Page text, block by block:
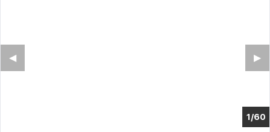
1/55
▶︎
◀︎